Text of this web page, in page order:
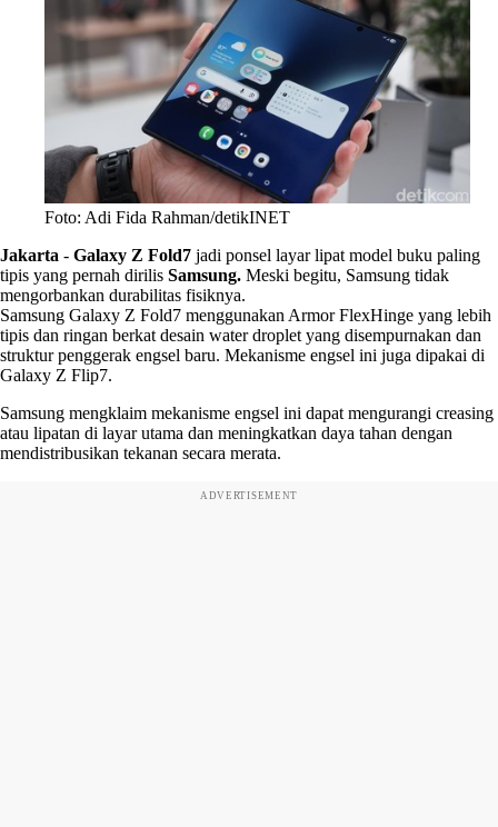
Foto: Adi Fida Rahman/detikINET
Jakarta - Galaxy Z Fold7 jadi ponsel layar lipat model buku paling
tipis yang pernah dirilis Samsung. Meski begitu, Samsung tidak
mengorbankan durabilitas fisiknya.
Samsung Galaxy Z Fold7 menggunakan Armor FlexHinge yang lebih
tipis dan ringan berkat desain water droplet yang disempurnakan dan
struktur penggerak engsel baru. Mekanisme engsel ini juga dipakai di
Galaxy Z Flip7.
Samsung mengklaim mekanisme engsel ini dapat mengurangi creasing
atau lipatan di layar utama dan meningkatkan daya tahan dengan
mendistribusikan tekanan secara merata.
ADVERTISEMENT